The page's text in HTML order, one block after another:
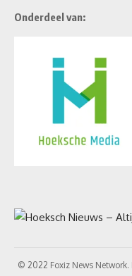
Onderdeel van:
© 2022 Foxiz News Network.